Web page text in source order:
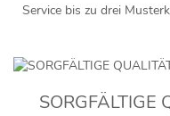
Service bis zu drei
SORGFÄLTIGE